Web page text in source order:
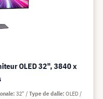
OLED 32", 3840 x
32" Type de dalle OLED